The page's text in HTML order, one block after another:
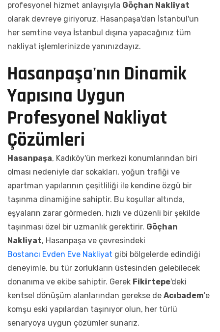
profesyonel hizmet anlayışıyla Göçhan Nakliyat
olarak devreye giriyoruz. Hasanpaşa'dan İstanbul'un
her semtine veya İstanbul dışına yapacağınız tüm
nakliyat işlemlerinizde yanınızdayız.
Hasanpaşa'nın Dinamik
Yapısına Uygun
Profesyonel Nakliyat
Çözümleri
Hasanpaşa, Kadıköy'ün merkezi konumlarından biri
olması nedeniyle dar sokakları, yoğun trafiği ve
apartman yapılarının çeşitliliği ile kendine özgü bir
taşınma dinamiğine sahiptir. Bu koşullar altında,
eşyaların zarar görmeden, hızlı ve düzenli bir şekilde
taşınması özel bir uzmanlık gerektirir. Göçhan
Nakliyat, Hasanpaşa ve çevresindeki
Bostancı Evden Eve Nakliyat gibi bölgelerde edindiği
deneyimle, bu tür zorlukların üstesinden gelebilecek
donanıma ve ekibe sahiptir. Gerek Fikirtepe'deki
kentsel dönüşüm alanlarından gerekse de Acıbadem'e
komşu eski yapılardan taşınıyor olun, her türlü
senaryoya uygun çözümler sunarız.